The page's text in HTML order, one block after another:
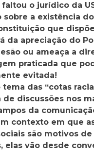
o jurídico da
a existência do
que
da apreciação do
ou ameaça a
praticada que
evitada!
tema das “cotas
de discussões nos
da
contexto em que
são motivos de
elas vão desde